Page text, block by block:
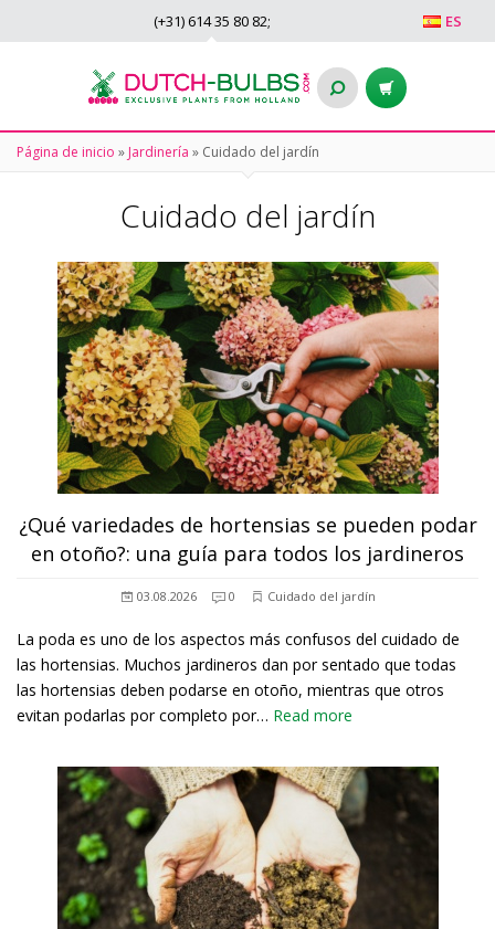
ES
(+31) 614 35 80 82;
Página de inicio » Jardinería » Cuidado del jardín
Cuidado del jardín
¿Qué variedades de hortensias se pueden podar
en otoño?: una guía para todos los jardineros
03.08.2026 0 Cuidado del jardín
La poda es uno de los aspectos más confusos del cuidado de
las hortensias. Muchos jardineros dan por sentado que todas
las hortensias deben podarse en otoño, mientras que otros
evitan podarlas por completo por… Read more